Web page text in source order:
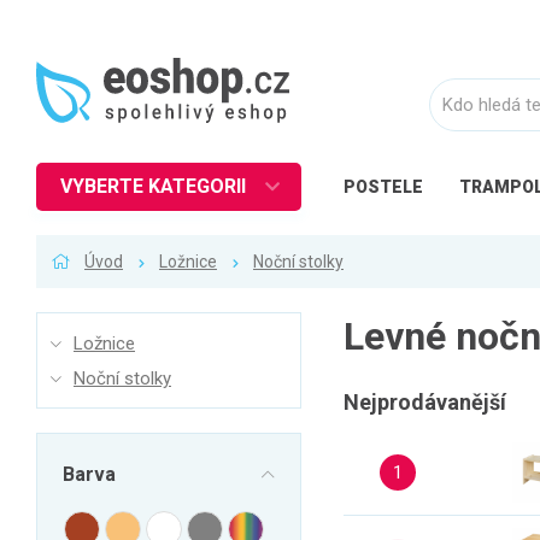
POSTELE
VYBERTE KATEGORII
Předsíň a chodba
Pracovna a kancelář
Koupelna
Úvod Ložnice Noční stolky
Ložnice
Noční stolky
Barva
Levné
Nejprodávanější
1